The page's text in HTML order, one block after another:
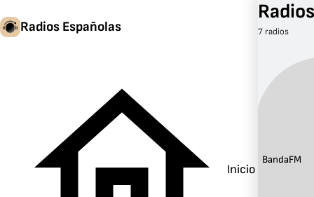
Radios Españolas
Inicio
7 radios
Banda:FM